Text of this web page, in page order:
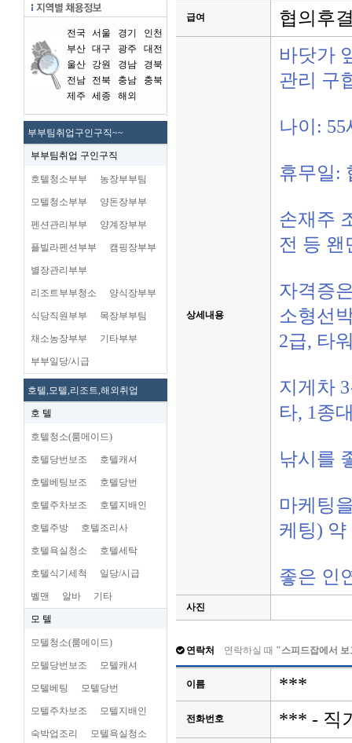
전국 서울 경기
인천
부산 대구 광주
대전
울산
강원 경남
경북
전남
전북 충남
충북
제주
세종 해외
부부팀취업구인구직~~
부부팀취업 구인구직
호텔청소부부 농장부부팀
모텔청소부부 양돈장부부
펜션관리부부 양계장부부
플빌라펜션부부 캠핑장부부
별장관리부부
리조트부부청소 양식장부부
식당직원부부 목장부부팀
채소농장부부 기타부부
부부일당/시급
호텔,모텔,리조트,해외취업
호 텔
호텔청소(룸메이드)
호텔당번보조 호텔캐셔
호텔베팅보조 호텔당번
호텔주차보조 호텔지배인
호텔주방 호텔조리사
호텔욕실청소 호텔세탁
호텔식기세척 일당/시급
벨맨 알바 기타
모 텔
모텔청소(룸메이드)
모텔당번보조 모텔캐셔
모텔베팅 모텔당번
모텔주차보조 모텔지배인
숙박업조리 모텔욕실청소
급여 협의후
상세내용
바닷가
관리 구
나이:
휴무
손재주
전 등 왠
자격증
소형선
2급, 타
지게차
타, 1종
낚시를
마케팅
케팅) 약
좋은 인
사진
연락처 연락하실 때 "스피드잡에서
이름 ***
전화번호 *** - 직